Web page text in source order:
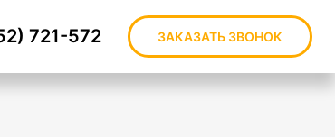
721-572 ЗАКАЗАТЬ ЗВОНОК